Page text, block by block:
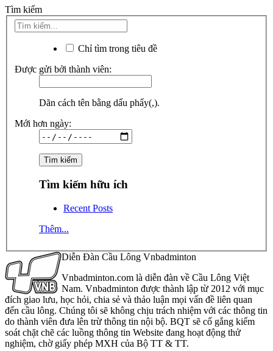
Tìm kiếm
Chỉ tìm trong tiêu đề
Được gửi bởi thành viên:
Dãn cách tên bằng dấu phẩy(,).
Mới hơn ngày:
Tìm kiếm hữu ích
Recent Posts
Thêm...
Diễn Đàn Cầu Lông Vnbadminton
Vnbadminton.com là diễn đàn về Cầu Lông Việt
Nam. Vnbadminton được thành lập từ 2012 với mục
đích giao lưu, học hỏi, chia sẻ và thảo luận mọi vấn đề liên quan
đến cầu lông. Chúng tôi sẽ không chịu trách nhiệm với các thông tin
do thành viên đưa lên trừ thông tin nội bộ. BQT sẽ cố gắng kiểm
soát chặt chẽ các luồng thông tin Website đang hoạt động thử
nghiệm, chờ giấy phép MXH của Bộ TT & TT.